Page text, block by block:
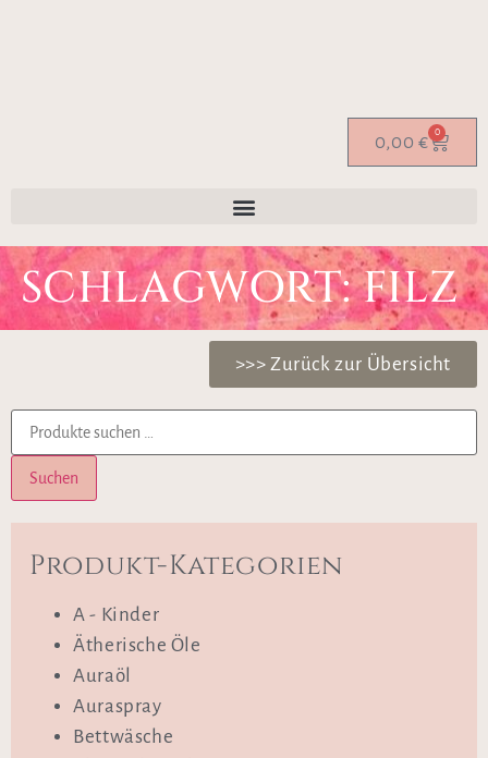
0,00 € 0
SCHLAGWORT: FILZ
>>> Zurück zur Übersicht
Suchen
Produkt-Kategorien
A - Kinder
Ätherische Öle
Auraöl
Auraspray
Bettwäsche